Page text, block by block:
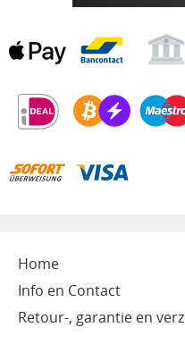
Home
Info en Contact
Retour-, garantie en verz